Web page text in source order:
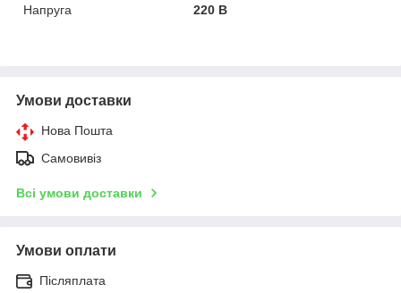
Напруга
220 В
Умови доставки
Нова Пошта
Самовивіз
Всі умови доставки
Умови оплати
Післяплата